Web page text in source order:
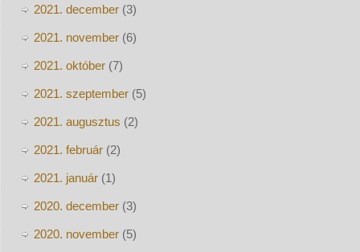
2021. december(3)
2021. november(6)
2021. október(7)
2021. szeptember(5)
2021. augusztus (2)
2021. február(2)
2021. január(1)
2020. december(3)
2020. november(5)